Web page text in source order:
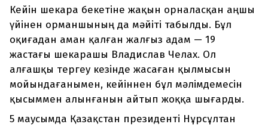
Кейін шекара бекетіне жақын орналасқан аңшы
үйінен орманшының да мәйіті табылды. Бұл
оқиғадан аман қалған жалғыз адам — 19
жастағы шекарашы Владислав Челах. Ол
алғашқы тергеу кезінде жасаған қылмысын
мойындағанымен, кейіннен бұл мәлімдемесін
қысыммен алынғанын айтып жоққа шығарды.
5 маусымда Қазақстан президенті Нұрсұлтан